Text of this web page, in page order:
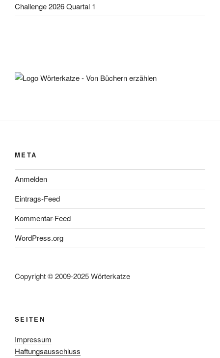
Challenge 2026 Quartal 1
META
Anmelden
Eintrags-Feed
Kommentar-Feed
WordPress.org
Copyright © 2009-2025 Wörterkatze
SEITEN
Impressum
Haftungsausschluss